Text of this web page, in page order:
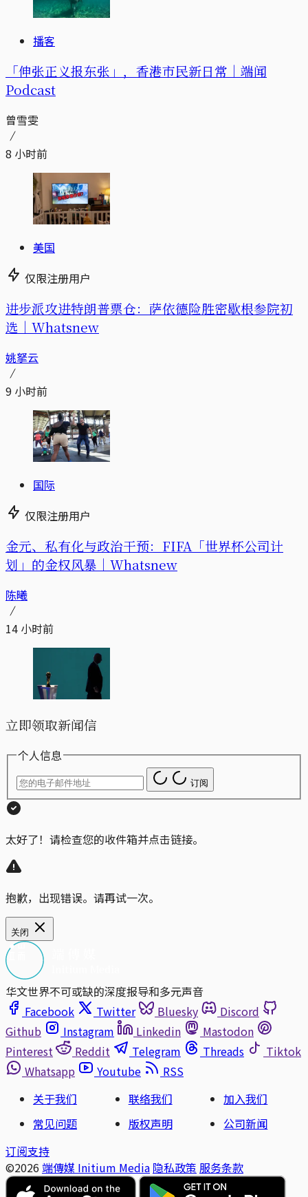
播客
「伸张正义报东张」，香港市民新日常｜端闻
Podcast
曾雪雯
8 小时前
美国
仅限注册用户
进步派攻进特朗普票仓：萨依德险胜密歇根参院初
选｜Whatsnew
姚拏云
9 小时前
国际
仅限注册用户
金元、私有化与政治干预：FIFA「世界杯公司计
划」的金权风暴｜Whatsnew
陈曦
14 小时前
立即领取新闻信
个人信息
订阅
太好了！请检查您的收件箱并点击链接。
抱歉，出现错误。请再试一次。
关闭
华文世界不可或缺的深度报导和多元声音
Facebook
Twitter Bluesky
Discord
Github
Instagram Linkedin
Mastodon
Pinterest
Reddit Telegram Threads
Tiktok
Whatsapp
Youtube
RSS
关于我们
联络我们
加入我们
常见问题
版权声明
公司新闻
订阅支持
©2026 端傳媒 Initium Media 隐私政策 服务条款